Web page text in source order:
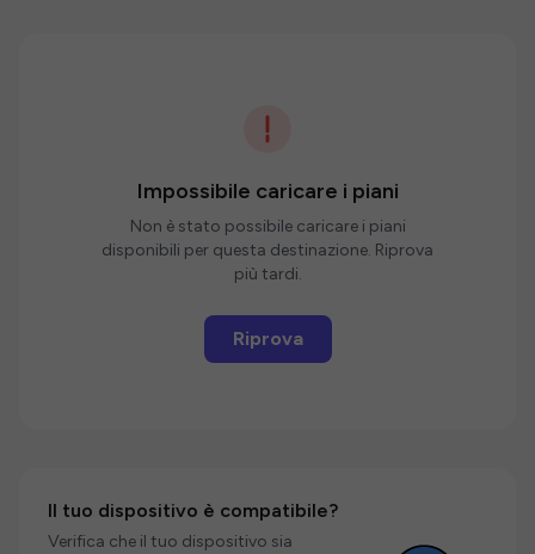
Impossibile caricare i piani
Non è stato possibile caricare i piani
disponibili per questa destinazione. Riprova
più tardi.
Riprova
Il tuo dispositivo è compatibile?
Verifica che il tuo dispositivo sia